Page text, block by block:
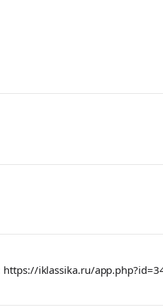
https://iklassika.ru/